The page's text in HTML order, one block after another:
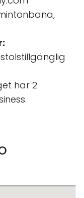
har 2